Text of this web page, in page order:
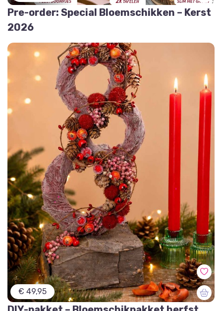
Pre-order: Special Bloemschikken – Kerst
2026
€ 49,95